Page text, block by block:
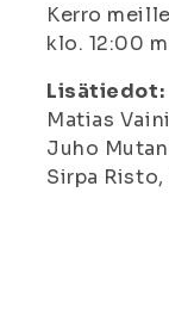
Kerro
klo. 12:00
Lisätiedot:
Matias
Juho
Sirpa